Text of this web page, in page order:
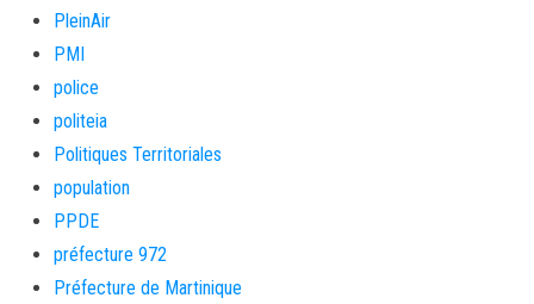
PleinAir
PMI
police
politeia
Politiques Territoriales
population
PPDE
préfecture 972
Préfecture de Martinique